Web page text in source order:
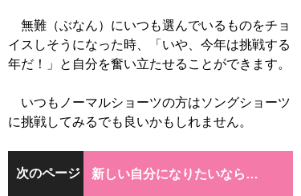
無難（ぶなん）にいつも選んでいるものをチョ
イスしそうになった時、「いや、今年は挑戦する
年だ！」と自分を奮い立たせることができます。
いつもノーマルショーツの方はソングショーツ
に挑戦してみるでも良いかもしれません。
次のページ 新しい自分になりたいなら…